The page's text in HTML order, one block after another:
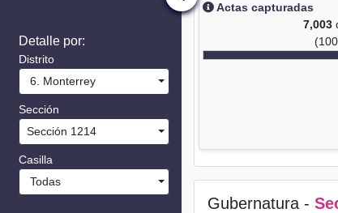
Detalle por:
Distrito
6. Monterrey
Sección
Sección 1214
Casilla
Todas
Actas capturadas
7,003
Gubernatura -